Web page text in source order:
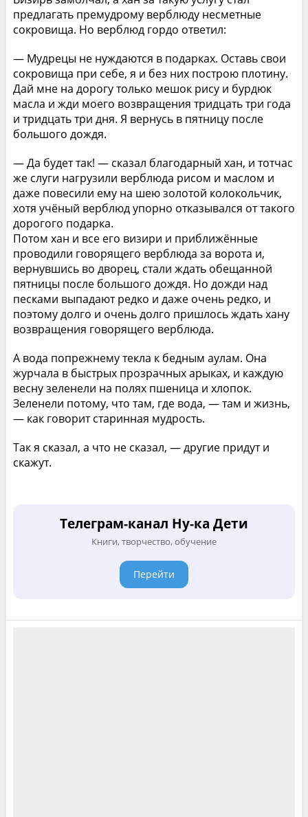
предлагать премудрому верблюду несметные
сокровища. Но верблюд гордо ответил:
— Мудрецы не нуждаются в подарках. Оставь свои
сокровища при себе, я и без них построю плотину.
Дай мне на дорогу только мешок рису и бурдюк
масла и жди моего возвращения тридцать три года
и тридцать три дня. Я вернусь в пятницу после
большого дождя.
— Да будет так! — сказал благодарный хан, и тотчас
же слуги нагрузили верблюда рисом и маслом и
даже повесили ему на шею золотой колокольчик,
хотя учёный верблюд упорно отказывался от такого
дорогого подарка.
Потом хан и все его визири и приближённые
проводили говорящего верблюда за ворота и,
вернувшись во дворец, стали ждать обещанной
пятницы после большого дождя. Но дожди над
песками выпадают редко и даже очень редко, и
поэтому долго и очень долго пришлось ждать хану
возвращения говорящего верблюда.
А вода попрежнему текла к бедным аулам. Она
журчала в быстрых прозрачных арыках, и каждую
весну зеленели на полях пшеница и хлопок.
Зеленели потому, что там, где вода, — там и жизнь,
— как говорит старинная мудрость.
Так я сказал, а что не сказал, — другие придут и
скажут.
Телеграм-канал Ну-ка Дети
Книги, творчество, обучение
Перейти